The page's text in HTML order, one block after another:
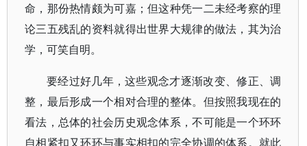
命，那份热情颇为可嘉；但这种凭一二未经考察的理
论三五残乱的资料就得出世界大规律的做法，其为治
学，可笑自明。
要经过好几年，这些观念才逐渐改变、修正、调
整，最后形成一个相对合理的整体。但按照我现在的
看法，总体的社会历史观念体系，不可能是一个环环
自相紧扣又环环与事实相扣的完全协调的体系。就此